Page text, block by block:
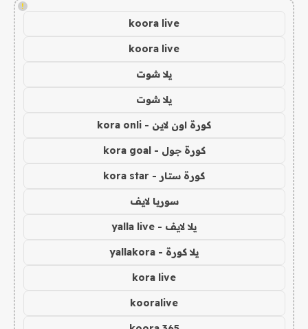
!
koora live
koora live
يلا شوت
يلا شوت
كورة اون لاين - kora onli
كورة جول - kora goal
كورة ستار - kora star
سوريا لايف
يلا لايف - yalla live
يلا كورة - yallakora
kora live
kooralive